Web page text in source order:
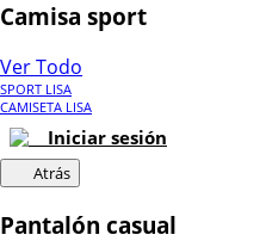
Camisa sport
Ver Todo
SPORT LISA
CAMISETA LISA
Iniciar sesión
Atrás
Pantalón casual